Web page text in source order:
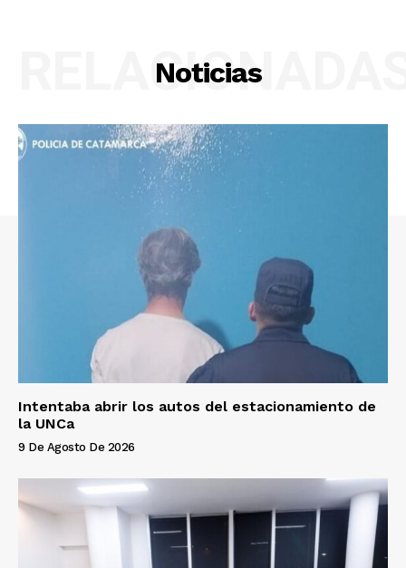
Noticias
Intentaba abrir los autos del estacionamiento de
la UNCa
9 De Agosto De 2026